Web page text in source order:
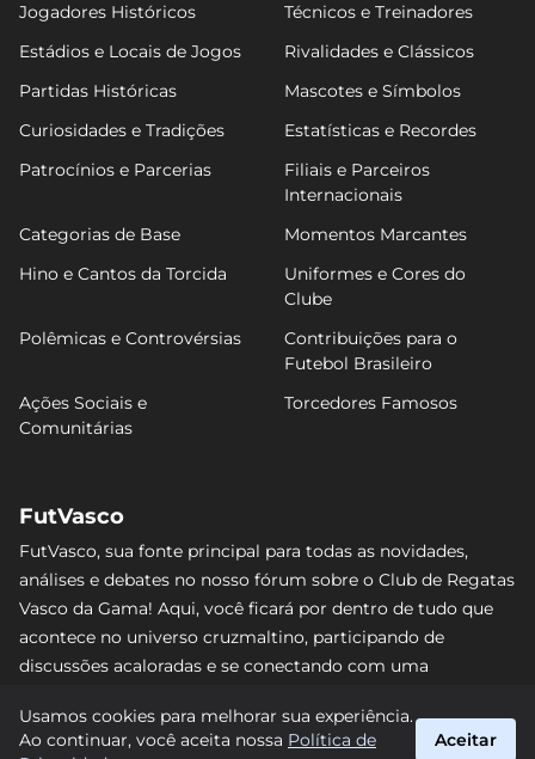
Jogadores Históricos
Técnicos e Treinadores
Estádios e Locais de Jogos
Rivalidades e Clássicos
Partidas Históricas
Mascotes e Símbolos
Curiosidades e Tradições
Estatísticas e Recordes
Patrocínios e Parcerias
Filiais e Parceiros
Internacionais
Categorias de Base
Momentos Marcantes
Hino e Cantos da Torcida
Uniformes e Cores do
Clube
Polêmicas e Controvérsias
Contribuições para o
Futebol Brasileiro
Ações Sociais e
Comunitárias
Torcedores Famosos
FutVasco
FutVasco, sua fonte principal para todas as novidades,
análises e debates no nosso fórum sobre o Club de Regatas
Vasco da Gama! Aqui, você ficará por dentro de tudo que
acontece no universo cruzmaltino, participando de
discussões acaloradas e se conectando com uma
nenhum lance e acompanhe de perto o caminho do Vasco
rumo às vitórias! #Vasco #FutVasco
Usamos cookies para melhorar sua experiência.
Ao continuar, você aceita nossa Política de
Aceitar